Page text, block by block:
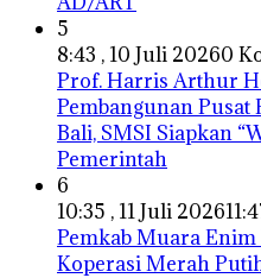
5
8:43 , 10 Juli 20260
Prof. Harris Arthur
Pembangunan
Bali, SMSI Siapkan
Pemerintah
6
10:35 , 11 Juli 2026
Pemkab Muara
Koperasi Merah